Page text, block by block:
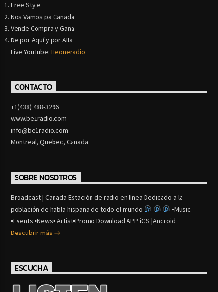
Free Style
Nos Vamos pa Canada
Vende Compra y Gana
De por Aquí y por Alla!
Live YouTube:Beoneradio
CONTACTO
+1(438) 488-3296
www.be1radio.com
info@be1radio.com
Montreal, Quebec, Canada
SOBRE NOSOTROS
Broadcast | Canada Estación de radio en línea Dedicado a la
población de habla hispana de todo el mundo
▪Music
▪Events ▪News▪ Artist▪Promo Download APP iOS |Android
Descubrir más
ESCUCHA